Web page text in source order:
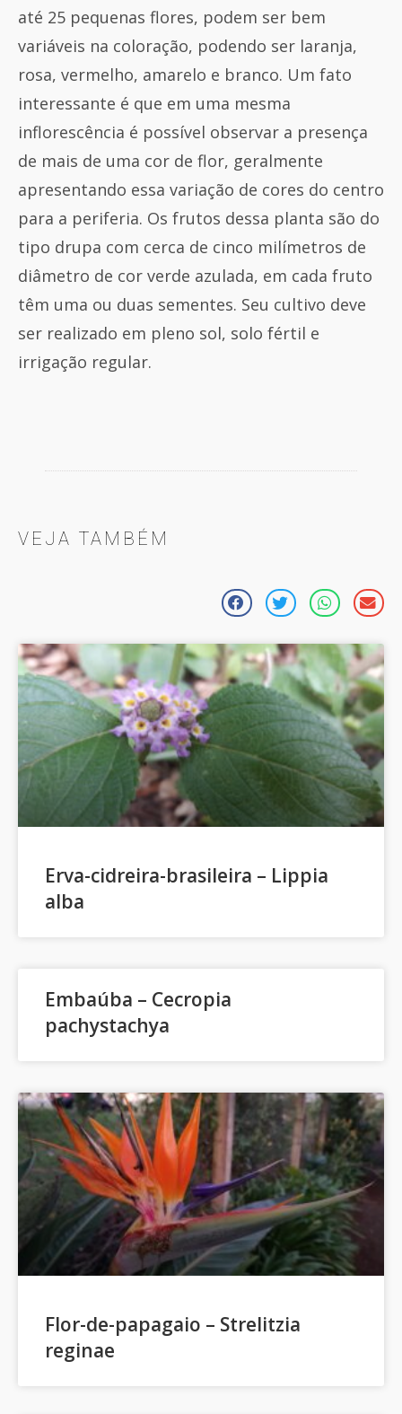
até 25 pequenas flores, podem ser bem
variáveis na coloração, podendo ser laranja,
rosa, vermelho, amarelo e branco. Um fato
interessante é que em uma mesma
inflorescência é possível observar a presença
de mais de uma cor de flor, geralmente
apresentando essa variação de cores do centro
para a periferia. Os frutos dessa planta são do
tipo drupa com cerca de cinco milímetros de
diâmetro de cor verde azulada, em cada fruto
têm uma ou duas sementes. Seu cultivo deve
ser realizado em pleno sol, solo fértil e
irrigação regular.
VEJA TAMBÉM
Erva-cidreira-brasileira – Lippia
alba
Embaúba – Cecropia
pachystachya
Flor-de-papagaio – Strelitzia
reginae